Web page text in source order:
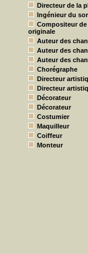
Directeur de la
Ingénieur du
Compositeur
originale
Auteur des
Auteur des
Auteur des
Chorégraphe
Directeur
Directeur
Décorateur
Décorateur
Costumier
Maquilleur
Coiffeur
Monteur